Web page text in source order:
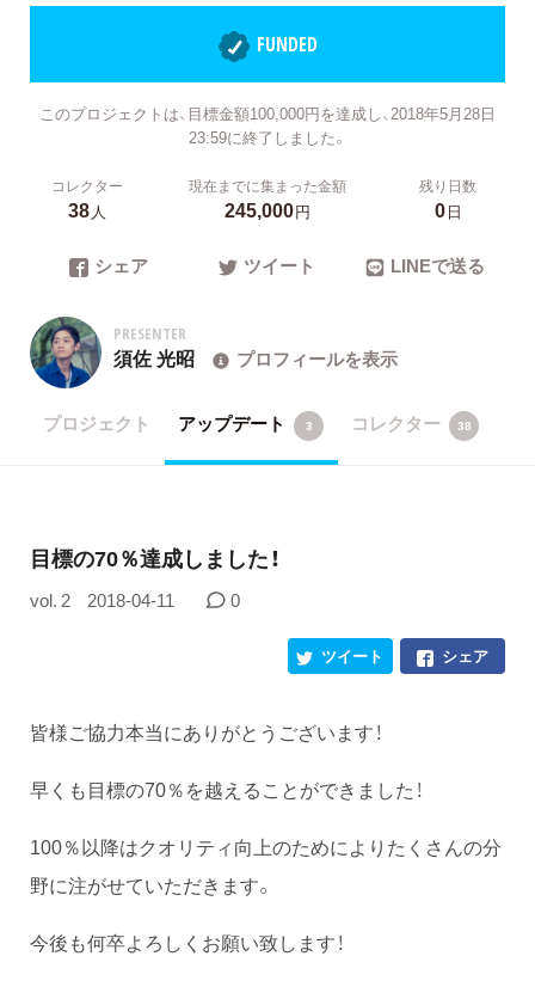
FUNDED
このプロジェクトは、目標金額100,000円を達成し、2018年5月28日
23:59に終了しました。
コレクター
38人
現在までに集まった金額
245,000円
残り日数
0日
シェア ツイート LINEで送る
PRESENTER
須佐 光昭 プロフィールを表示
プロジェクト アップデート 3 コレクター 38
目標の70％達成しました！
vol. 2 2018-04-11 0
シェア
ツイート
皆様ご協力本当にありがとうございます！
早くも目標の70％を越えることができました！
100％以降はクオリティ向上のためによりたくさんの分
野に注がせていただきます。
今後も何卒よろしくお願い致します！